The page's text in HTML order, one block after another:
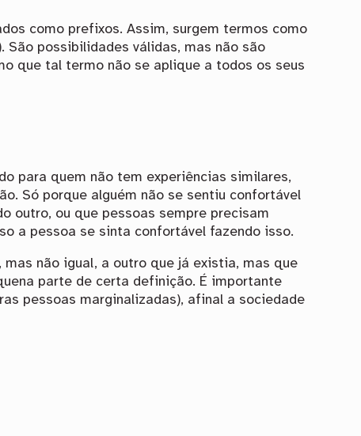
como prefixos. Assim, surgem termos como
possibilidades válidas, mas não são
que tal termo não se aplique a todos os seus
para quem não tem experiências similares,
Só porque alguém não se sentiu confortável
outro, ou que pessoas sempre precisam
a pessoa se sinta confortável fazendo isso.
não igual, a outro que já existia, mas que
parte de certa definição. É importante
pessoas marginalizadas), afinal a sociedade